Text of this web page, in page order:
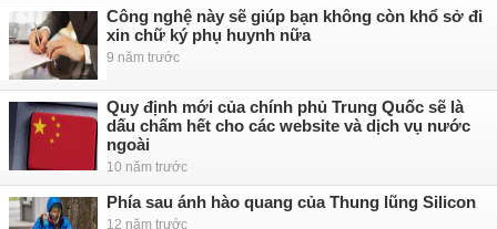
Công nghệ này sẽ giúp bạn không còn khổ sở đi
xin chữ ký phụ huynh nữa
9 năm trước
Quy định mới của chính phủ Trung Quốc sẽ là
dấu chấm hết cho các website và dịch vụ nước
ngoài
10 năm trước
Phía sau ánh hào quang của Thung lũng Silicon
12 năm trước